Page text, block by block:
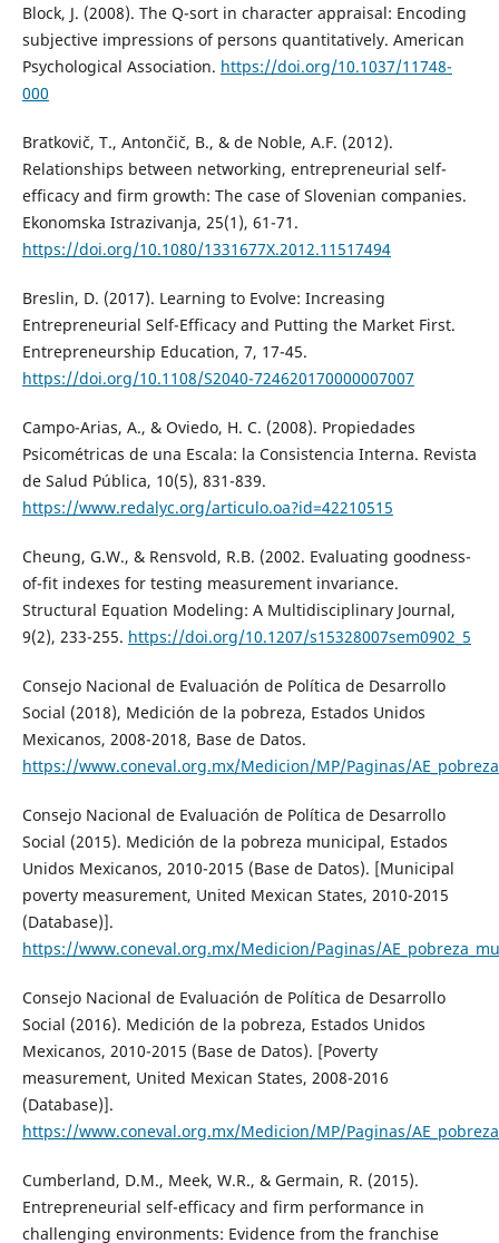
Block, J. (2008). The Q-sort in character appraisal: Encoding
subjective impressions of persons quantitatively. American
Psychological Association. https://doi.org/10.1037/11748-
000
Bratkovič, T., Antončič, B., & de Noble, A.F. (2012).
Relationships between networking, entrepreneurial self-
efficacy and firm growth: The case of Slovenian companies.
Ekonomska Istrazivanja, 25(1), 61-71.
https://doi.org/10.1080/1331677X.2012.11517494
Breslin, D. (2017). Learning to Evolve: Increasing
Entrepreneurial Self-Efficacy and Putting the Market First.
Entrepreneurship Education, 7, 17-45.
https://doi.org/10.1108/S2040-724620170000007007
Campo-Arias, A., & Oviedo, H. C. (2008). Propiedades
Psicométricas de una Escala: la Consistencia Interna. Revista
de Salud Pública, 10(5), 831-839.
https://www.redalyc.org/articulo.oa?id=42210515
Cheung, G.W., & Rensvold, R.B. (2002. Evaluating goodness-
of-fit indexes for testing measurement invariance.
Structural Equation Modeling: A Multidisciplinary Journal,
9(2), 233-255. https://doi.org/10.1207/s15328007sem0902_5
Consejo Nacional de Evaluación de Política de Desarrollo
Social (2018), Medición de la pobreza, Estados Unidos
Mexicanos, 2008-2018, Base de Datos.
https://www.coneval.org.mx/Medicion/MP/Paginas/
Consejo Nacional de Evaluación de Política de Desarrollo
Social (2015). Medición de la pobreza municipal, Estados
Unidos Mexicanos, 2010-2015 (Base de Datos). [Municipal
poverty measurement, United Mexican States, 2010-2015
(Database)].
https://www.coneval.org.mx/Medicion/Paginas/
Consejo Nacional de Evaluación de Política de Desarrollo
Social (2016). Medición de la pobreza, Estados Unidos
Mexicanos, 2010-2015 (Base de Datos). [Poverty
measurement, United Mexican States, 2008-2016
(Database)].
https://www.coneval.org.mx/Medicion/MP/Paginas/
Cumberland, D.M., Meek, W.R., & Germain, R. (2015).
Entrepreneurial self-efficacy and firm performance in
challenging environments: Evidence from the franchise